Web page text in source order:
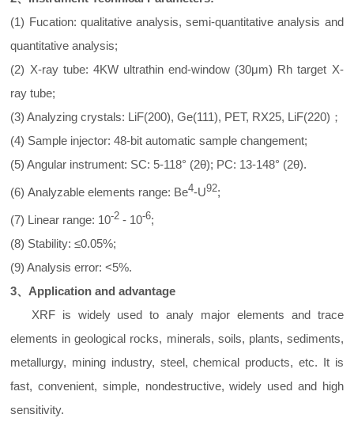
(1) Fucation: qualitative analysis, semi-quantitative analysis and
quantitative analysis;
(2) X-ray tube: 4KW ultrathin end-window (30μm) Rh target X-
ray tube;
(3) Analyzing crystals: LiF(200), Ge(111), PET, RX25, LiF(220)；
(4) Sample injector: 48-bit automatic sample changement;
(5) Angular instrument: SC: 5-118° (2θ); PC: 13-148° (2θ).
(6) Analyzable elements range: Be4-U92;
(7) Linear range: 10-2 - 10-6;
(8) Stability: ≤0.05%;
(9) Analysis error: <5%.
3、 Application and advantage
XRF is widely used to analy major elements and trace
elements in geological rocks, minerals, soils, plants, sediments,
metallurgy, mining industry, steel, chemical products, etc. It is
fast, convenient, simple, nondestructive, widely used and high
sensitivity.